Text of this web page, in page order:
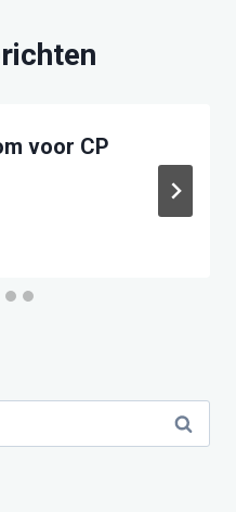
voor CP